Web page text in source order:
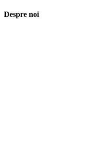
Despre noi